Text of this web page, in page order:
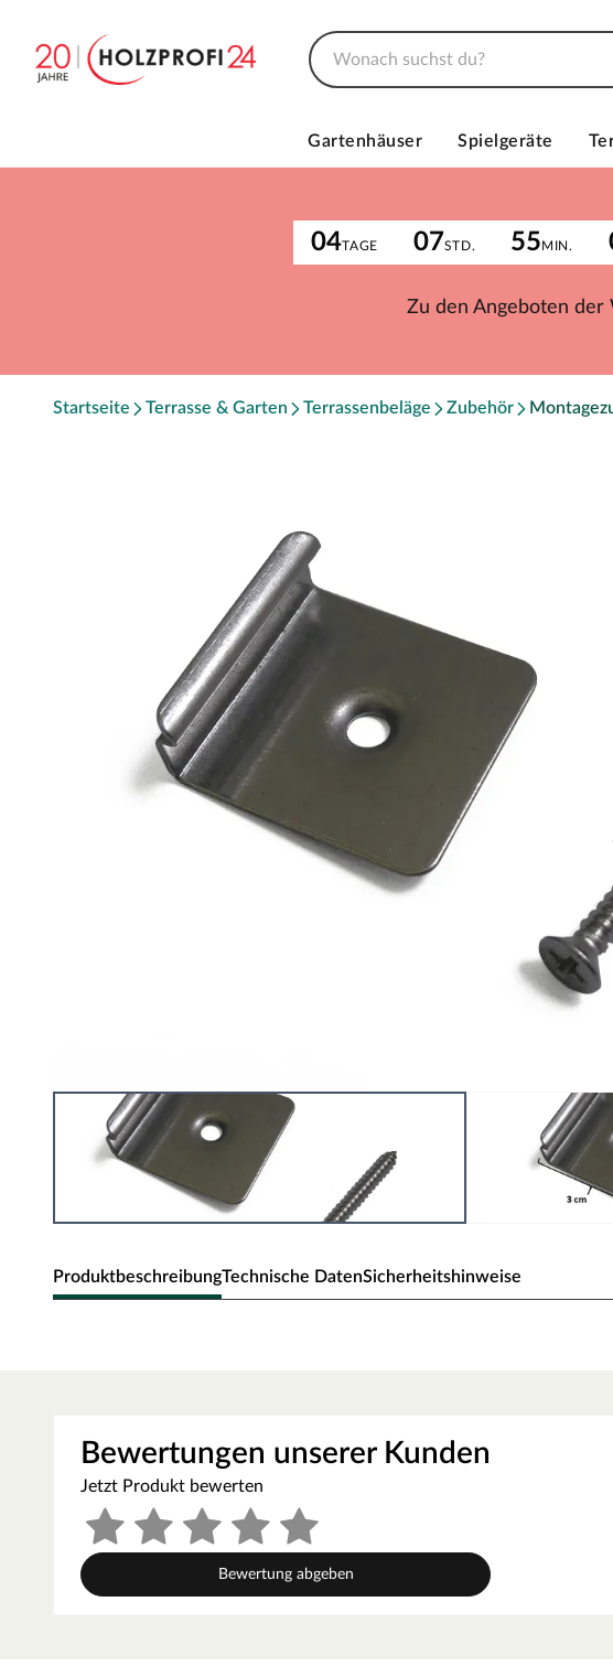
Gartenhäuser Spielgeräte
04TAGE 07STD. 55MIN.
Zu den Angeboten der
Startseite Terrasse & Garten Terrassenbeläge Zubehör
ProduktbeschreibungTechnische DatenSicherheitshinweise
Keine sichtbaren Schrauben
Bewertungen unserer Kunden
Jetzt Produkt bewerten
Bewertung abgeben